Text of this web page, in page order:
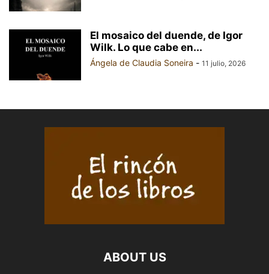
El mosaico del duende, de Igor
Wilk. Lo que cabe en...
Ángela de Claudia Soneira - 11 julio, 2026
ABOUT US